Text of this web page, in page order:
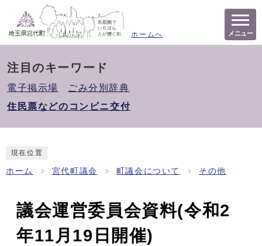
ホームへ メニュー
注目のキーワード
電子掲示場
ごみ分別辞典
住民票などのコンビニ交付
現在位置
ホーム 宮代町議会 町議会について その他
議会運営委員会資料(令和2
年11月19日開催)